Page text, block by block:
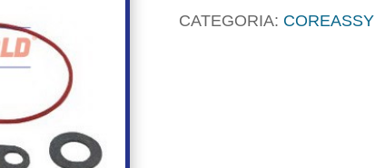
CATEGORIA: COREASSY